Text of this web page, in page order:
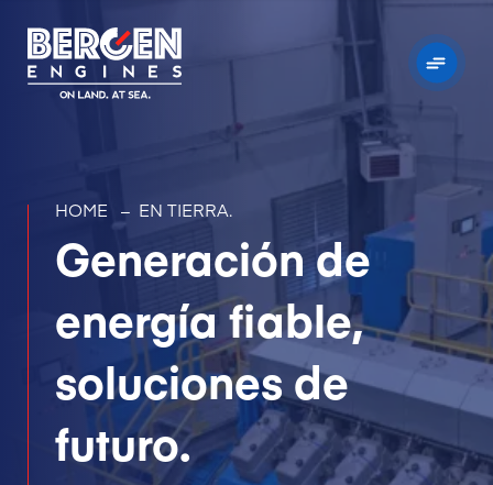
HOME – EN TIERRA.
Generación de
energía fiable,
soluciones de
futuro.